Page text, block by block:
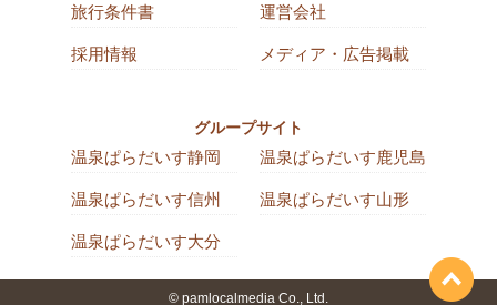
旅行条件書 運営会社
採用情報 メディア・広告掲載
グループサイト
温泉ぱらだいす静岡 温泉ぱらだいす鹿児島
温泉ぱらだいす信州 温泉ぱらだいす山形
温泉ぱらだいす大分
© pamlocalmedia Co., Ltd.